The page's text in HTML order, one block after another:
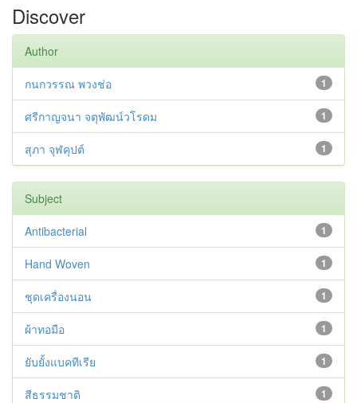
Discover
Author
1
กนกวรรณ พวงช่อ
1
ศรีกาญจนา จตุพัฒน์วโรดม
1
สุภา จุฬคุปต์
Subject
1
Antibacterial
1
Hand Woven
1
ชุดเครื่องนอน
1
ผ้าทอมือ
1
ยับยั้งแบคทีเรีย
1
สีธรรมชาติ